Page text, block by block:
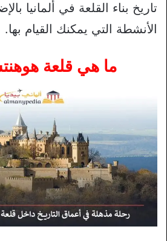
تاريخ بناء القلعة في ألمانيا
الأنشطة التي يمكنك القيام بها.
ما هي قلعة